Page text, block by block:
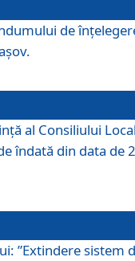
de
al Consiliului
îndată din data de
”Extindere sistem